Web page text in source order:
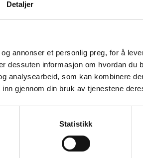
Detaljer
annonser et personlig preg, for å
dessuten informasjon om hvordan du
analysearbeid, som kan kombinere
gjennom din bruk av tjenestene
Statistikk
Følg oss
Nyheter hver uke